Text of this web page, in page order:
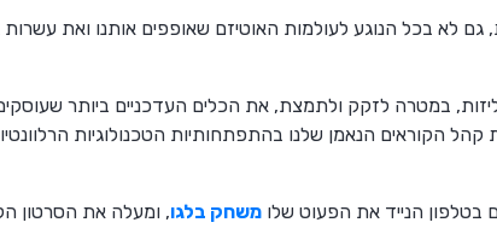
גם לא בכל הנוגע לעולמות האוטיזם שאופפים אותנו ואת עשרות
במטרה לזקק ולתמצת, את הכלים העדכניים ביותר
הקוראים הנאמן שלנו בהתפתחותיות הטכנולוגיות
הנייד את הפעוט שלו משחק בלגו, ומעלה את הסרטון